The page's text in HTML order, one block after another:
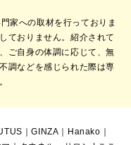
家への取材を行っておりま
ておりません。紹介されて
ご自身の体調に応じて、無
調などを感じられた際は専
｜GINZA Hanako